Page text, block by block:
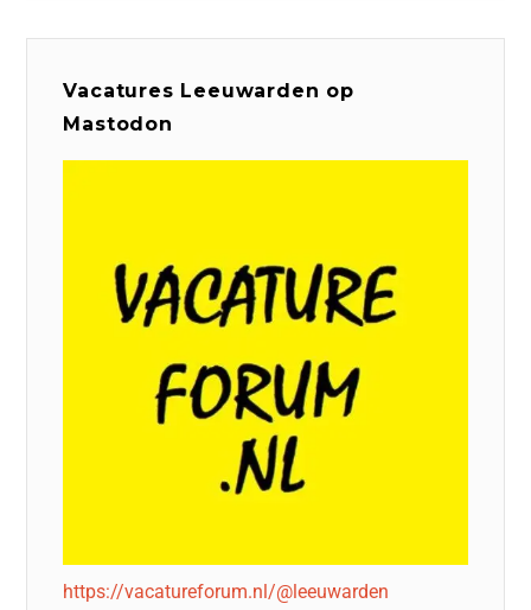
Vacatures Leeuwarden op
Mastodon
https://vacatureforum.nl/@leeuwarden